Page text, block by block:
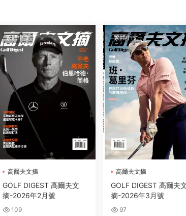
繁體中文
高爾夫文摘
GOLF DIGEST 高爾夫文
摘-2026年2月號
109
繁體中文
高爾夫文摘
GOLF DIGEST 高爾夫
摘-2026年3月號
97